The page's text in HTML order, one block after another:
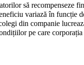
să recompenseze
variază în funcție
din companie
pe care corporația